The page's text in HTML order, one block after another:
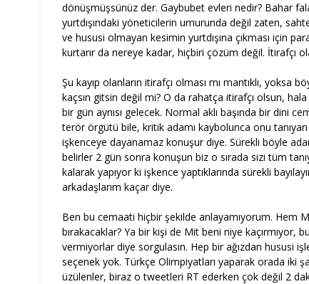
dönüşmüşsünüz der. Gaybubet evleri nedir? Bahar
yurtdışındaki yöneticilerin umurunda değil zaten,
ve hususi olmayan kesimin yurtdışına çıkması için
kurtarır da nereye kadar, hiçbiri çözüm değil. İtirafçı
Şu kayıp olanların itirafçı olması mı mantıklı, yoksa
kaçsın gitsin değil mi? O da rahatça itirafçı olsun,
bir gün aynısı gelecek. Normal aklı başında bir dini
terör örgütü bile, kritik adamı kaybolunca onu
işkenceye dayanamaz konuşur diye. Sürekli böyle
belirler 2 gün sonra konuşun biz o sırada sizi tüm
kalarak yapıyor ki işkence yaptıklarında sürekli
arkadaşlarım kaçar diye.
Ben bu cemaati hiçbir şekilde anlayamıyorum. Hem
bırakacaklar? Ya bir kişi de Mit beni niye kaçırmıyor,
vermiyorlar diye sorgulasın. Hep bir ağızdan hususi
seçenek yok. Türkçe Olimpiyatları yaparak orada iki
üzülenler, biraz o tweetleri RT ederken çok değil 2